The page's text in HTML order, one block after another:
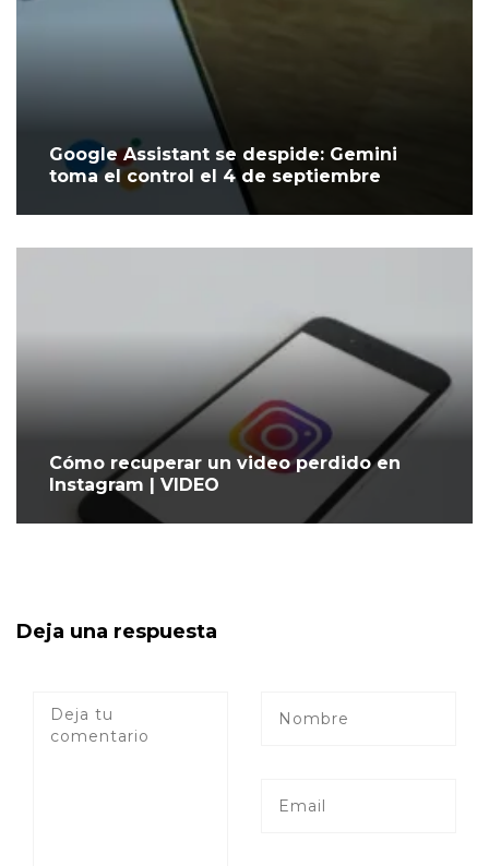
Google Assistant se despide: Gemini
toma el control el 4 de septiembre
Cómo recuperar un video perdido en
Instagram | VIDEO
Deja una respuesta